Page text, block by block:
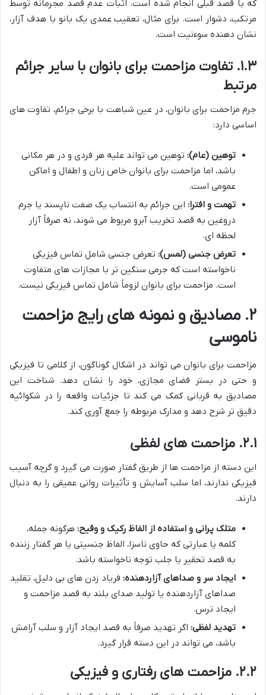
که با قصد قبلی انجام شده است. اثبات عدم قصد مجرمانه توسط
مرتکب، دشوار است. برای مثال، تعقیب عمدی یک بانو با هدف آزار،
نشان دهنده سوءنیت است.
۱.۳. تفاوت مزاحمت برای بانوان با سایر جرائم
مرتبط
جرم مزاحمت برای بانوان، در عین شباهت با برخی جرائم، تفاوت های
اساسی دارد:
توهین (عام): توهین می تواند علیه هر فردی و در هر مکانی
باشد، اما مزاحمت برای بانوان خاص زنان و اطفال و اماکن
عمومی است.
تهمت و افترا: این جرائم به انتساب یک صفت ناپسند یا جرم
دروغین به قصد تخریب آبرو مربوط می شوند، نه صرفاً آزار
لحظه ای.
تعرض جنسی (لمس): تعرض جنسی شامل تماس فیزیکی
ناخواسته است که جرمی سنگین تر با مجازات های متفاوت
است. مزاحمت برای بانوان لزوماً شامل تماس فیزیکی نیست.
۲. مصادیق و نمونه های رایج مزاحمت
ناموسی
مزاحمت برای بانوان می تواند در اشکال گوناگون، از کلامی تا فیزیکی
و حتی در بستر فضای مجازی، خود را نشان دهد. شناخت این
مصادیق به قربانی کمک می کند تا جزئیات واقعه را در شکوائیه
دقیق تر شرح دهد و مدارک مربوطه را جمع آوری کند.
۲.۱. مزاحمت های لفظی
این دسته از مزاحمت ها از طریق گفتار صورت می گیرد و گرچه آسیب
فیزیکی ندارند، اما سلب آسایش و تأثیرات روانی عمیقی را به دنبال
دارند.
متلک پرانی و استفاده از الفاظ رکیک و وقیح: هرگونه جمله،
کلمه یا عبارتی که حاوی ناسزا، الفاظ جنسیتی یا هر گفتار زننده
به قصد تحقیر یا جلب توجه ناخواسته باشد.
ایجاد سر و صداهای آزاردهنده: فریاد زدن های بی دلیل، تقلید
صداهای آزاردهنده یا تولید صدای بلند به قصد مزاحمت و
ایجاد ترس.
تهدید لفظی: اگر تهدید صرفاً به قصد ایجاد آزار و سلب آرامش
باشد، می تواند در این دسته قرار گیرد.
۲.۲. مزاحمت های رفتاری و فیزیکی